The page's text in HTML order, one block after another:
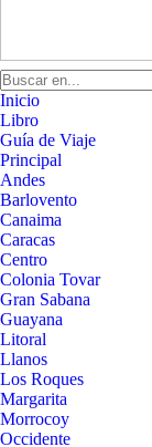
Inicio
Libro
Guía de Viaje
Principal
Andes
Barlovento
Canaima
Caracas
Centro
Colonia Tovar
Gran Sabana
Guayana
Litoral
Llanos
Los Roques
Margarita
Morrocoy
Occidente